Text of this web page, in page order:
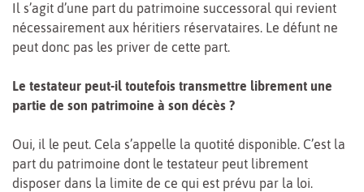
Il s’agit d’une part du patrimoine successoral qui revient
nécessairement aux héritiers réservataires. Le défunt ne
peut donc pas les priver de cette part.
Le testateur peut-il toutefois transmettre librement une
partie de son patrimoine à son décès ?
Oui, il le peut. Cela s’appelle la quotité disponible. C’est la
part du patrimoine dont le testateur peut librement
disposer dans la limite de ce qui est prévu par la loi.